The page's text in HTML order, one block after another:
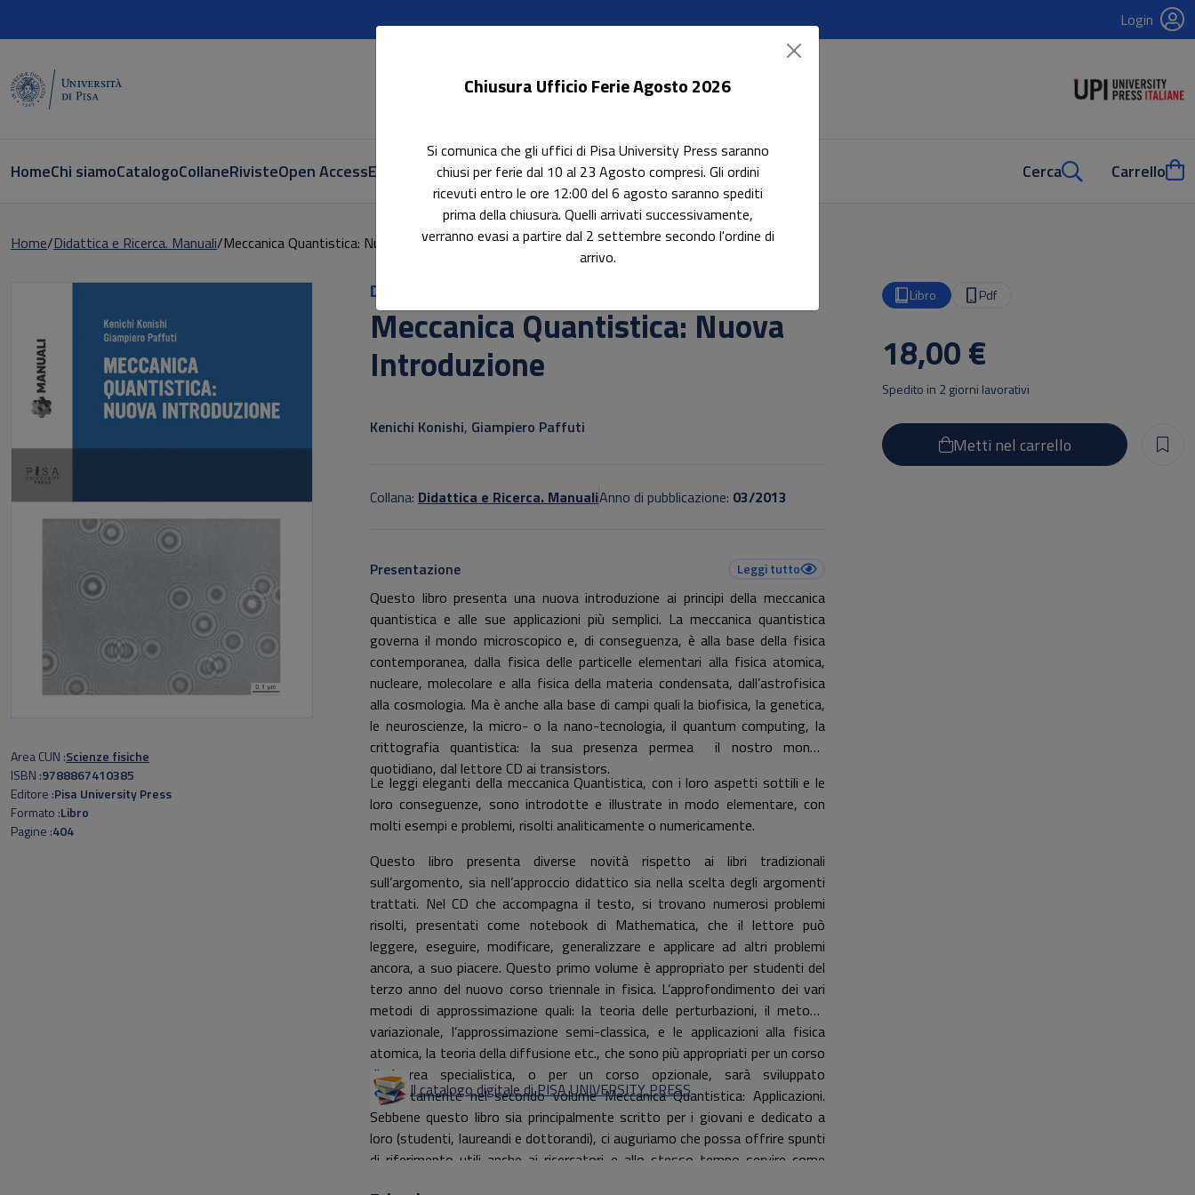
Login
HomeChi siamoCatalogoCollaneRivisteOpen AccessE-book AccessibiliIn evidenzaPubblica con noi Cerca Carrello
Home Didattica e Ricerca. Manuali Meccanica Quantistica: Nuova Introduzione
Didattica
Meccanica Quantistica: Nuova
Introduzione
Kenichi Konishi, Giampiero Paffuti
Collana: Didattica e Ricerca. ManualiAnno di pubblicazione: 03/2013
Presentazione Leggi tutto
Questo libro presenta una nuova introduzione ai principi della meccanica
quantistica e alle sue applicazioni più semplici. La meccanica quantistica
governa il mondo microscopico e, di conseguenza, è alla base della fisica
contemporanea, dalla fisica delle particelle elementari alla fisica atomica,
nucleare, molecolare e alla fisica della materia condensata, dall’astrofisica
alla cosmologia. Ma è anche alla base di campi quali la biofisica, la genetica,
le neuroscienze, la micro- o la nano-tecnologia, il quantum computing, la
crittografia quantistica: la sua presenza permea il nostro mondo
quotidiano, dal lettore CD ai transistors.
Le leggi eleganti della meccanica Quantistica, con i loro aspetti sottili e le
loro conseguenze, sono introdotte e illustrate in modo elementare, con
molti esempi e problemi, risolti analiticamente o numericamente.
Questo libro presenta diverse novità rispetto ai libri tradizionali
sull’argomento, sia nell’approccio didattico sia nella scelta degli argomenti
trattati. Nel CD che accompagna il testo, si trovano numerosi problemi
risolti, presentati come notebook di Mathematica, che il lettore può
leggere, eseguire, modificare, generalizzare e applicare ad altri problemi
ancora, a suo piacere. Questo primo volume è appropriato per studenti del
terzo anno del nuovo corso triennale in fisica. L’approfondimento dei vari
metodi di approssimazione quali: la teoria delle perturbazioni, il metodo
variazionale, l’approssimazione semi-classica, e le applicazioni alla fisica
atomica, la teoria della diffusione etc., che sono più appropriati per un corso
di laurea specialistica, o per un corso opzionale, sarà sviluppato
separatamente nel secondo volume Meccanica Quantistica: Applicazioni.
Sebbene questo libro sia principalmente scritto per i giovani e dedicato a
loro (studenti, laureandi e dottorandi), ci auguriamo che possa offrire spunti
di riferimento utili anche ai ricercatori e allo stesso tempo servire come
Il catalogo digitale di PISA UNIVERSITY PRESS
Area CUN Scienze fisiche
ISBN 9788867410385
Editore Pisa University Press
Formato Libro
Pagine 404
Libro Pdf
18,00 €
Metti nel carrello
Spedito in 2 giorni lavorativi
Chiusura Ufficio Ferie Agosto 2026
Si comunica che gli uffici di Pisa University Press saranno
chiusi per ferie dal 10 al 23 Agosto compresi. Gli ordini
ricevuti entro le ore 12:00 del 6 agosto saranno spediti
prima della chiusura. Quelli arrivati successivamente,
verranno evasi a partire dal 2 settembre secondo l'ordine di
arrivo.